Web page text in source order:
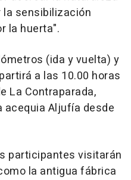
la sensibilización
la huerta".
(ida y vuelta) y
a las 10.00 horas
La Contraparada,
acequia Aljufía desde
participantes visitarán
la antigua fábrica